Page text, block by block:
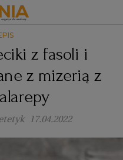
z fasoli i
z mizerią z
17.04.2022